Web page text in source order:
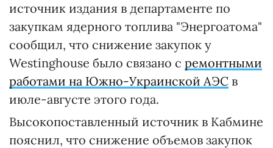
источник издания в департаменте по
закупкам ядерного топлива "Энергоатома"
сообщил, что снижение закупок у
Westinghouse было связано с ремонтными
работами на Южно-Украинской АЭС в
июле-августе этого года.
Высокопоставленный источник в Кабмине
пояснил, что снижение объемов закупок